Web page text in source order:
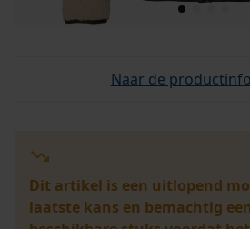
Naar de
Dit artikel is een uitlopend
laatste kans en bemachtig